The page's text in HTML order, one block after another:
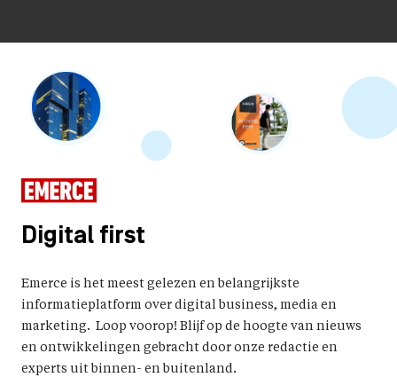
Digital first
Emerce is het meest gelezen en belangrijkste
informatieplatform over digital business, media en
marketing. Loop voorop! Blijf op de hoogte van nieuws
en ontwikkelingen gebracht door onze redactie en
experts uit binnen- en buitenland.